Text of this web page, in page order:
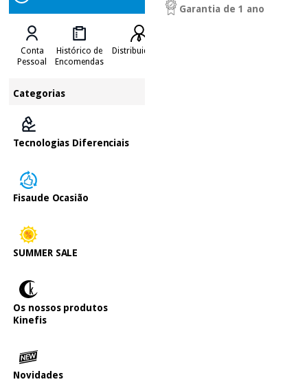
Conta
Pessoal
Histórico de
Encomendas
Distribuidores
Categorias
Tecnologias Diferenciais
Fisaude Ocasião
SUMMER SALE
Os nossos produtos
Kinefis
Novidades
Garantia de 1 ano